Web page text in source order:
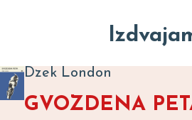
Dzek London
GVOZDENA